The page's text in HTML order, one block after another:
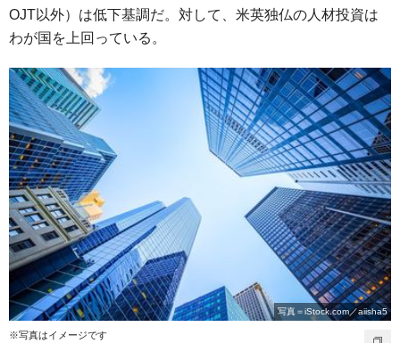
OJT以外）は低下基調だ。対して、米英独仏の人材投資は
わが国を上回っている。
写真＝iStock.com／aiisha5
※写真はイメージです